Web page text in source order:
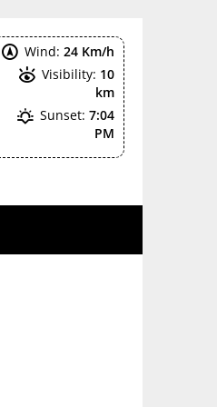
Wind: 24 Km/h
Visibility: 10
km
Sunset: 7:04
PM